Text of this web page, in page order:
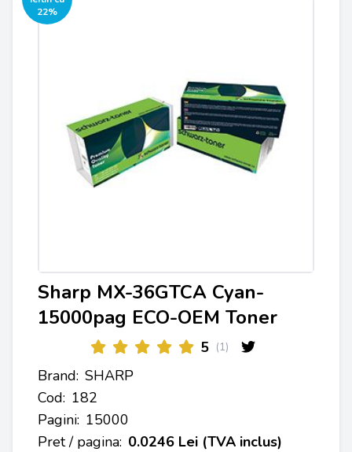
22%
Sharp MX-36GTCA Cyan-
15000pag ECO-OEM Toner
5 (1)
Brand: SHARP
Cod: 182
Pagini: 15000
Pret / pagina: 0.0246 Lei (TVA inclus)